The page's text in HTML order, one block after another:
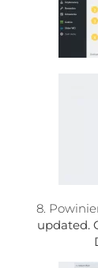
8.
updated.